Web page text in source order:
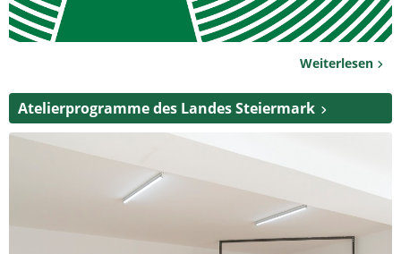
Weiterlesen
Atelierprogramme des Landes Steiermark